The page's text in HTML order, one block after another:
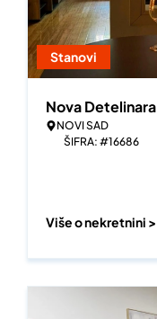
Stanovi
Nova Detelinara
NOVI SAD
ŠIFRA: #16686
Više o nekretnini >